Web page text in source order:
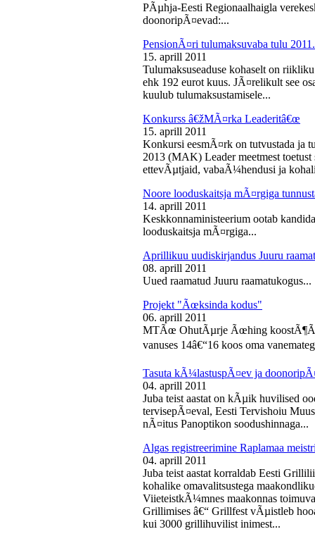
PÃµhja-Eesti Regionaalhaigla
doonoripÃ¤evad:...
PensionÃ¤ri tulumaksuvaba tulu
15. aprill 2011
Tulumaksuseaduse kohaselt on
ehk 192 eurot kuus. JÃ¤relikult see
kuulub tulumaksustamisele...
Konkurss â€žMÃ¤rka Leaderitâ€œ
15. aprill 2011
Konkursi eesmÃ¤rk on tutvustada ja
2013 (MAK) Leader meetmest
ettevÃµtjaid, vabaÃ¼hendusi ja
Noore looduskaitsja mÃ¤rgiga
14. aprill 2011
Keskkonnaministeerium ootab
looduskaitsja mÃ¤rgiga...
Aprillikuu uudiskirjandus Juuru
08. aprill 2011
Uued raamatud Juuru raamatukogus...
Projekt "Ãœksinda kodus"
06. aprill 2011
MTÃœ OhutÃµrje Ãœhing
vanuses 14â€“16 koos oma
Tasuta kÃ¼lastuspÃ¤ev ja
04. aprill 2011
Juba teist aastat on kÃµik huvilised
tervisepÃ¤eval, Eesti Tervishoiu
nÃ¤itus Panoptikon soodushinnaga...
Algas registreerimine Raplamaa
04. aprill 2011
Juba teist aastat korraldab Eesti
kohalike omavalitsustega
ViieteistkÃ¼mnes maakonnas
Grillimises â€“ Grillfest vÃµistleb
kui 3000 grillihuvilist inimest...